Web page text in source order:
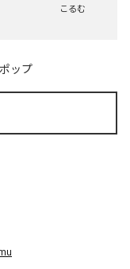
こるむ
ポップ